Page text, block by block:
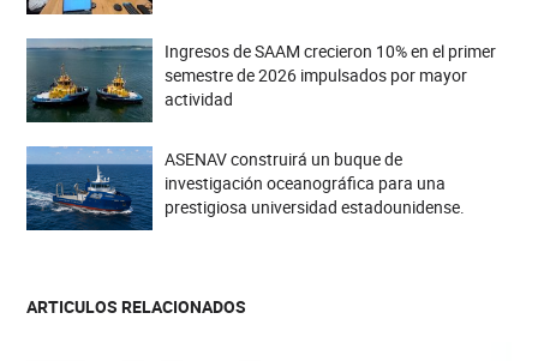
Ingresos de SAAM crecieron 10% en el primer
semestre de 2026 impulsados por mayor
actividad
ASENAV construirá un buque de
investigación oceanográfica para una
prestigiosa universidad estadounidense.
ARTICULOS RELACIONADOS